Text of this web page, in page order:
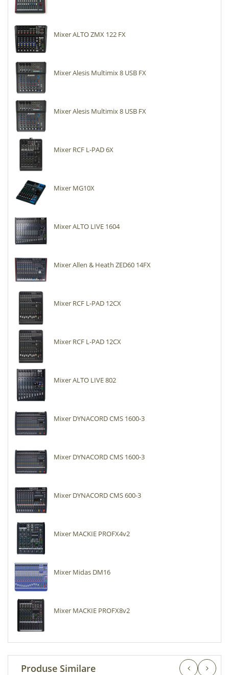
Mixer ALTO ZMX 122 FX
Mixer Alesis Multimix 8 USB FX
Mixer Alesis Multimix 8 USB FX
Mixer RCF L-PAD 6X
Mixer MG10X
Mixer ALTO LIVE 1604
Mixer Allen & Heath ZED60 14FX
Mixer RCF L-PAD 12CX
Mixer RCF L-PAD 12CX
Mixer ALTO LIVE 802
Mixer DYNACORD CMS 1600-3
Mixer DYNACORD CMS 1600-3
Mixer DYNACORD CMS 600-3
Mixer MACKIE PROFX4v2
Mixer Midas DM16
Mixer MACKIE PROFX8v2
Produse Similare